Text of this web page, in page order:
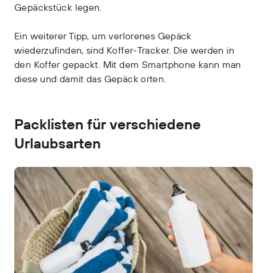
Gepäckstück legen.
Ein weiterer Tipp, um verlorenes Gepäck
wiederzufinden, sind Koffer-Tracker. Die werden in
den Koffer gepackt. Mit dem Smartphone kann man
diese und damit das Gepäck orten.
Packlisten für verschiedene
Urlaubsarten